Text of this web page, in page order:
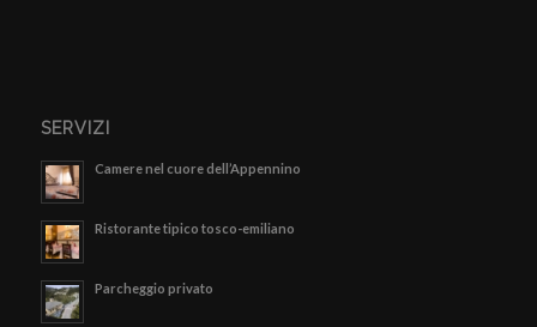
SERVIZI
Camere nel cuore dell’Appennino
Ristorante tipico tosco-emiliano
Parcheggio privato